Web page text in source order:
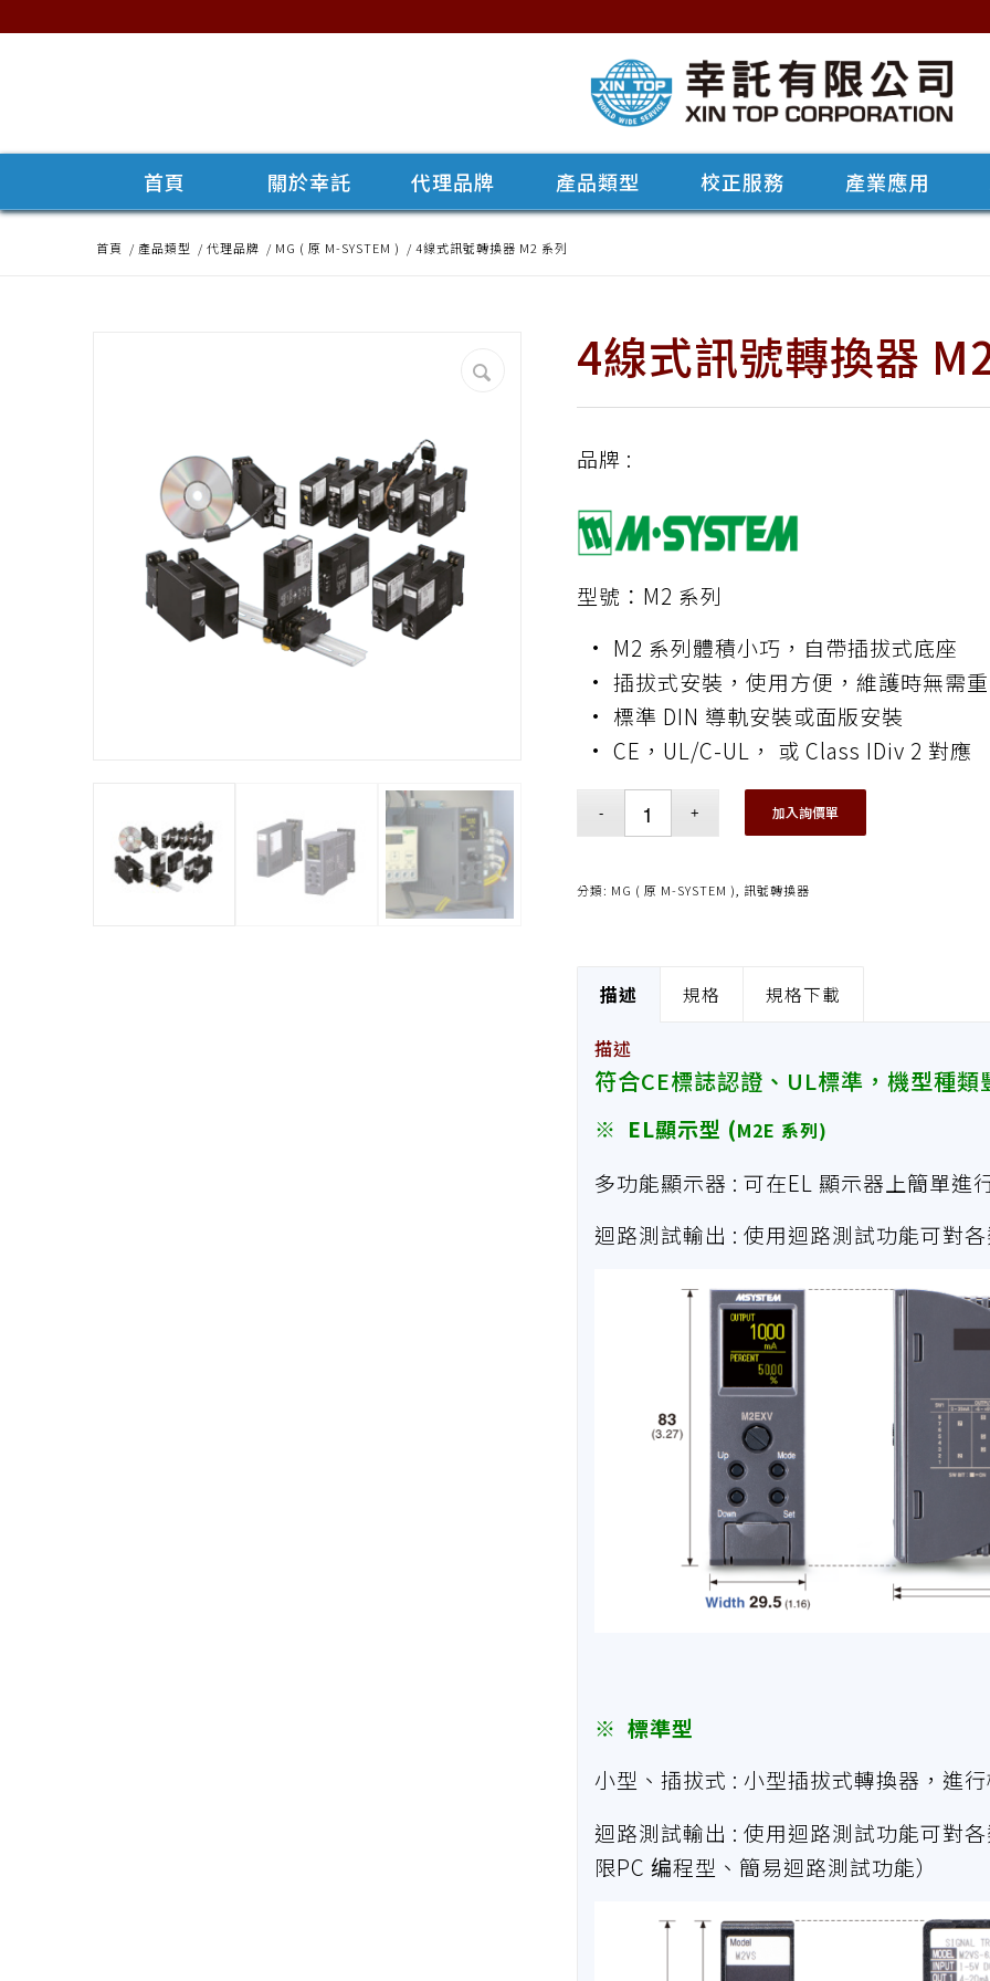
首頁 關於幸託 代理品牌 產品類型 校正服務 產業應用
首頁 / 產品類型 / 代理品牌 / MG ( 原 M-SYSTEM ) / 4線式訊號轉換器 M2 系列
4線式訊號轉換器
品牌 :
型號：M2 系列
• M2 系列體積小巧，自帶插拔式底座
• 插拔式安裝，使用方便，維護時無需
• 標準 DIN 導軌安裝或面版安裝
• CE，UL/C-UL， 或 Class IDiv 2 對應
加入詢價單
分類: MG ( 原 M-SYSTEM ) 訊號轉換器
描述 規格 規格下載
描述
符合CE標誌認證、UL標準，機型種
※ EL顯示型 (M2E 系列)
多功能顯示器 : 可在EL 顯示器上簡單進
迴路測試輸出 : 使用迴路測試功能可對
※ 標準型
小型、插拔式 : 小型插拔式轉換器，進
迴路測試輸出 : 使用迴路測試功能可對
限PC 编程型、簡易迴路測試功能）